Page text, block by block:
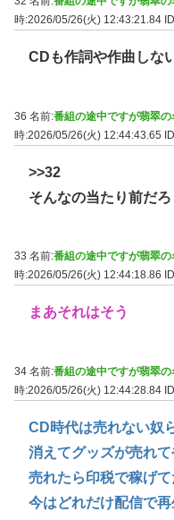
時:2026/05/26(火) 12:43:21.84
CDも作詞や作曲しな
36 名前:番組の途中ですが翡翠
時:2026/05/26(火) 12:44:43.65
>>32
そんなの当たり前だろ
33 名前:番組の途中ですが翡翠
時:2026/05/26(火) 12:44:18.86
まあそれはそう
34 名前:番組の途中ですが翡翠
時:2026/05/26(火) 12:44:28.84
CD時代は売れない奴
消えてグッズが売れ
売れたら印税で稼げて
今はどれだけ配信で